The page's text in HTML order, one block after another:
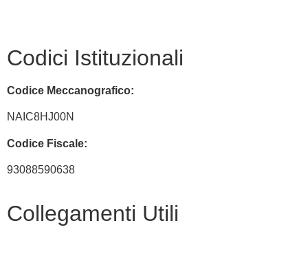
Codici Istituzionali
Codice Meccanografico:
NAIC8HJ00N
Codice Fiscale:
93088590638
Collegamenti Utili